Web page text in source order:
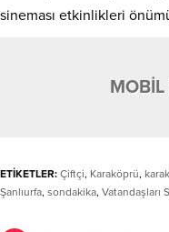
sineması etkinlikleri
ETİKETLER: Çiftçi, Karaköprü,
Şanlıurfa, sondakika, Vatandaşları